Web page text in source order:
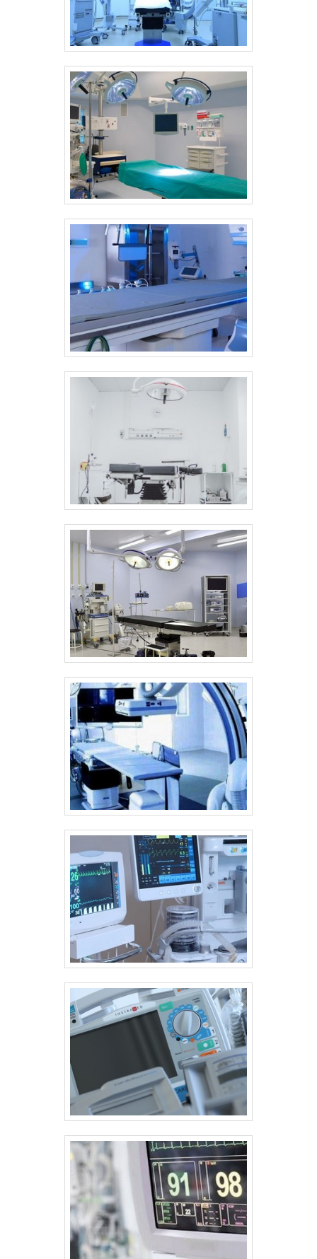
NO SEGMENTO Na Sanders do Brasil tem o
que há de melhor no mercado de fabricação
e desenvolvimento de equipamentos
hospitalares e odontológicos de alta
tecnologia. É sempre a opção mais confiável,
disponibilizando itens como lavadoras de
endoscópios e secadoras de traqueias com
ótima qualidade e assertividade. Se
diferenciando dentro de seu segmento, a
empresa consegue também proporcionar
um atendimento cuidadoso e que busca a
satisfação do cliente. A Sanders do Brasil é
uma empresa que tem se destacado no
segmento pela seriedade e qualidade, que
garantem uma entrega de excelência de
ponta a ponta. .